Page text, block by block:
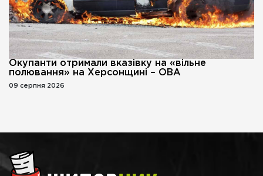
Окупанти отримали вказівку на «вільне
полювання» на Херсонщині – ОВА
09 серпня 2026